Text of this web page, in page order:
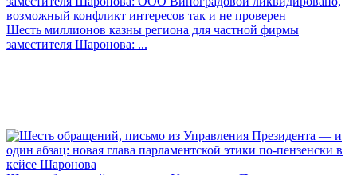
Шесть миллионов казны региона для частной фирмы
заместителя Шаронова: ...